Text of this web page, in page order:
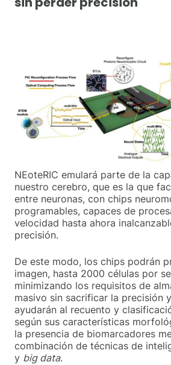
NEoteRIC emulará parte de la
nuestro cerebro, que es la que
entre neuronas, con chips
programables, capaces de
velocidad hasta ahora
precisión.
De este modo, los chips podrán
imagen, hasta 2000 células por
minimizando los requisitos de
masivo sin sacrificar la precisión
ayudarán al recuento y
según sus características
la presencia de biomarcadores
combinación de técnicas de
y big data.